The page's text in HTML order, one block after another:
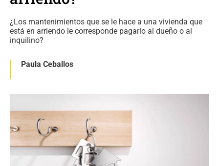
¿Los mantenimientos que se le hace a una vivienda que
está en arriendo le corresponde pagarlo al dueño o al
inquilino?
Paula Ceballos